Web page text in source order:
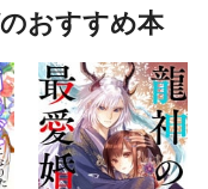
おすすめ本